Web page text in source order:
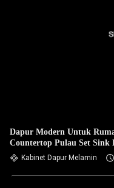
Dapur Modern Untuk
Countertop Pulau Set Sink
Kabinet Dapur Melamin